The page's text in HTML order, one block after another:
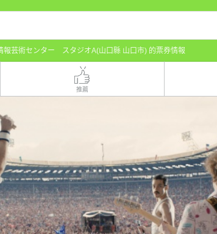
報芸術センター スタジオA(山口縣 山口市) 的票券情報
推薦